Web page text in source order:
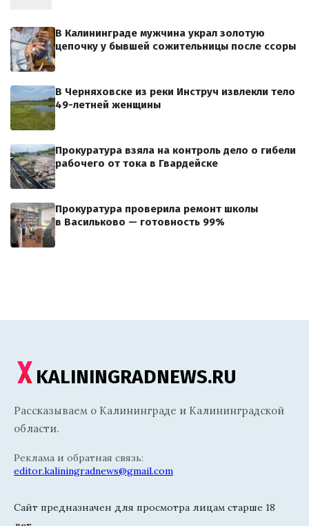
В Калининграде мужчина украл золотую
цепочку у бывшей сожительницы после ссоры
В Черняховске из реки Инструч извлекли тело
49-летней женщины
Прокуратура взяла на контроль дело о гибели
рабочего от тока в Гвардейске
Прокуратура проверила ремонт школы
в Васильково — готовность 99%
KALININGRADNEWS.RU
Рассказываем о Калининграде и Калининградской
области.
Реклама и обратная связь:
editor.kaliningradnews@gmail.com
Сайт предназначен для просмотра лицам старше 18